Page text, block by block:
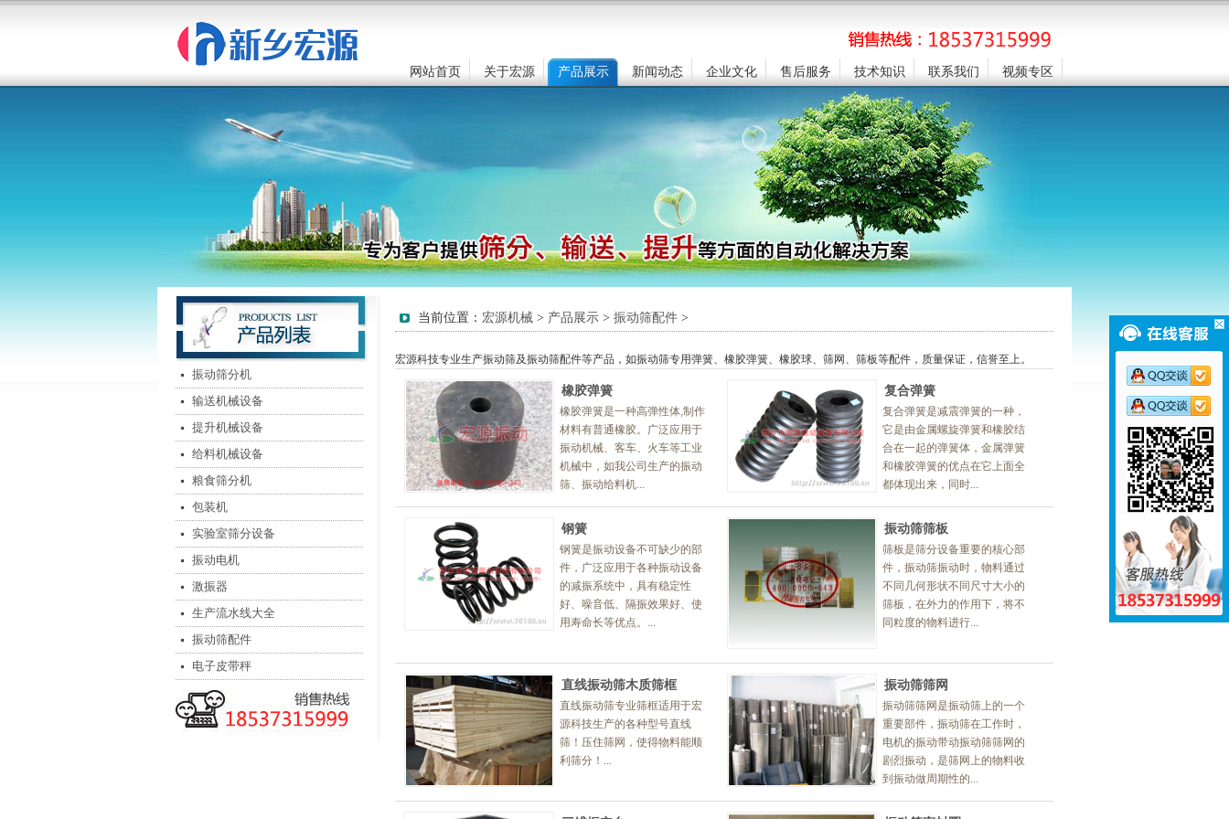
网站首页 关于宏源 产品展示 新闻动态 企业文化 售后服务 技术知识 联系我们 视频专区
振动筛分机
输送机械设备
提升机械设备
给料机械设备
粮食筛分机
包装机
实验室筛分设备
振动电机
激振器
生产流水线大全
振动筛配件
电子皮带秤
当前位置： 宏源机械 > 产品展示 > 振动筛配件 >
宏源科技专业生产振动筛及振动筛配件等产品，如振动筛专用弹簧、橡胶弹簧、橡胶球、筛网、筛板等配件，质量保证，信誉至上。
橡胶弹簧
橡胶弹簧是一种高弹性体,制作
材料有普通橡胶。广泛应用于
振动机械、客车、火车等工业
机械中，如我公司生产的振动
筛、振动给料机...
复合弹簧
复合弹簧是减震弹簧的一种，
它是由金属螺旋弹簧和橡胶结
合在一起的弹簧体，金属弹簧
和橡胶弹簧的优点在它上面全
都体现出来，同时...
钢簧
钢簧是振动设备不可缺少的部
件，广泛应用于各种振动设备
的减振系统中，具有稳定性
好、噪音低、隔振效果好、使
用寿命长等优点。...
振动筛筛板
筛板是筛分设备重要的核心部
件，振动筛振动时，物料通过
不同几何形状不同尺寸大小的
筛板，在外力的作用下，将不
同粒度的物料进行...
直线振动筛木质筛框
直线振动筛专业筛框适用于宏
源科技生产的各种型号直线
筛！压住筛网，使得物料能顺
利筛分！...
振动筛筛网
振动筛筛网是振动筛上的一个
重要部件，振动筛在工作时，
电机的振动带动振动筛筛网的
剧烈振动，是筛网上的物料收
到振动做周期性的...